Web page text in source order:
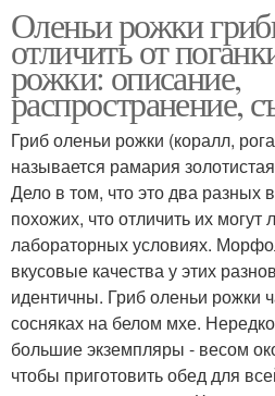
Оленьи рожки
отличить от
рожки: описание,
распространение,
Гриб оленьи рожки (коралл,
называется рамария
Дело в том, что это два разных
похожих, что отличить их
лабораторных условиях.
вкусовые качества у этих
идентичны. Гриб оленьи рожки
сосняках на белом мхе.
большие экземпляры - весом
чтобы приготовить обед для